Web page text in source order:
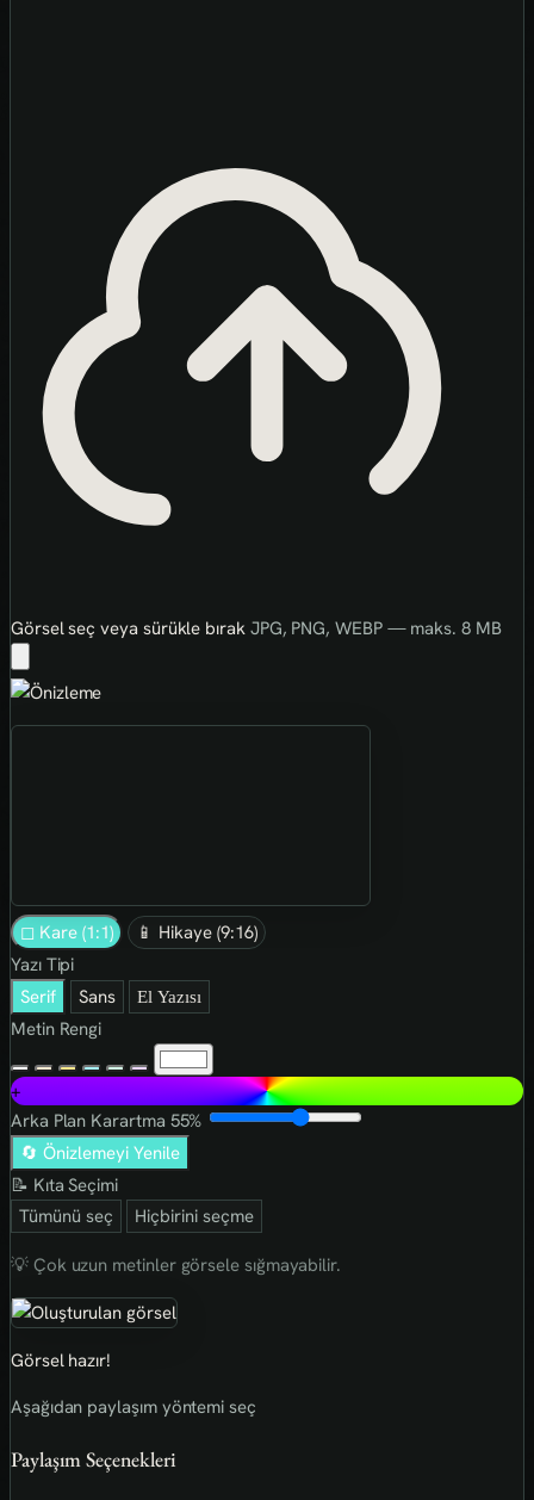
Görsel seç veya sürükle bırak JPG, PNG, WEBP — maks. 8 MB
◻ Kare (1:1)
📱 Hikaye (9:16)
Yazı Tipi
Serif
Sans El Yazısı
Metin Rengi
+
Arka Plan Karartma 55%
🔄 Önizlemeyi Yenile
📝 Kıta Seçimi
Tümünü seç
Hiçbirini seçme
💡 Çok uzun metinler görsele sığmayabilir.
Görsel hazır!
Aşağıdan paylaşım yöntemi seç
Paylaşım Seçenekleri